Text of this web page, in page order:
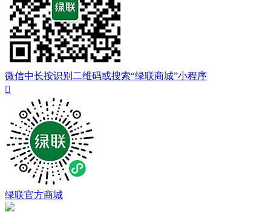
微信中长按识别二维码或搜索“绿联商城”小程序

绿联官方商城